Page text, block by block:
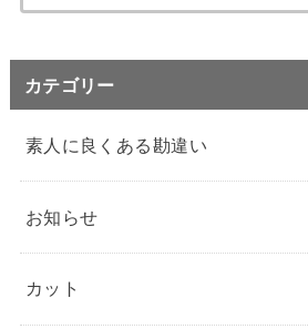
カテゴリー
素人に良くある勘違い
お知らせ
カット